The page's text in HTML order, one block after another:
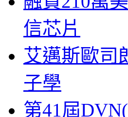
信芯片
艾邁斯歐司
子學
第41屆